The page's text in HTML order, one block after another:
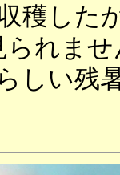
穫した
れま
しい残